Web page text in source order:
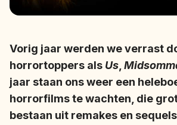
Vorig jaar werden we verrast
horrortoppers als Us,
jaar staan ons weer een
horrorfilms te wachten, die
bestaan uit remakes en